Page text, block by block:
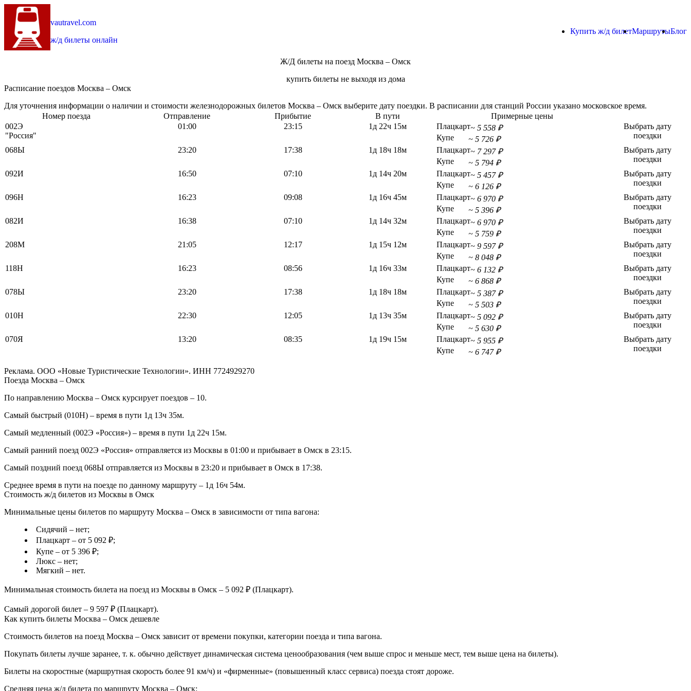
vautravel.com
ж/д билеты онлайн
Купить ж/д билетМаршрутыБлог
Ж/Д билеты на поезд Москва – Омск
купить билеты не выходя из дома
Расписание поездов Москва – Омск
Для уточнения информации о наличии и стоимости железнодорожных билетов Москва – Омск выберите дату поездки. В расписании для станций России указано московское время.
Номер поезда
Отправление Прибытие В пути
Примерные цены
002Э
"Россия"
01:00 23:15 1д 22ч 15м Плацкарт~ 5 558 ₽
Купе
~ 5 726 ₽
Выбрать дату
поездки
068Ы
23:20 17:38 1д 18ч 18м Плацкарт~ 7 297 ₽
Купе
~ 5 794 ₽
Выбрать дату
поездки
092И
16:50 07:10 1д 14ч 20м Плацкарт~ 5 457 ₽
Купе
~ 6 126 ₽
Выбрать дату
поездки
096Н
16:23 09:08 1д 16ч 45м Плацкарт~ 6 970 ₽
Купе
~ 5 396 ₽
Выбрать дату
поездки
082И
16:38 07:10 1д 14ч 32м Плацкарт~ 6 970 ₽
Купе
~ 5 759 ₽
Выбрать дату
поездки
208М
21:05 12:17 1д 15ч 12м Плацкарт~ 9 597 ₽
Купе
~ 8 048 ₽
Выбрать дату
поездки
118Н
16:23 08:56 1д 16ч 33м Плацкарт~ 6 132 ₽
Купе
~ 6 868 ₽
Выбрать дату
поездки
078Ы
23:20 17:38 1д 18ч 18м Плацкарт~ 5 387 ₽
Купе
~ 5 503 ₽
Выбрать дату
поездки
010Н
22:30 12:05 1д 13ч 35м Плацкарт~ 5 092 ₽
Купе
~ 5 630 ₽
Выбрать дату
поездки
070Я
13:20 08:35 1д 19ч 15м Плацкарт~ 5 955 ₽
Купе
~ 6 747 ₽
Выбрать дату
поездки
Реклама. ООО «Новые Туристические Технологии». ИНН 7724929270
Поезда Москва – Омск
По направлению Москва – Омск курсирует поездов – 10.
Самый быстрый (010Н) – время в пути 1д 13ч 35м.
Самый медленный (002Э «Россия») – время в пути 1д 22ч 15м.
Самый ранний поезд 002Э «Россия» отправляется из Москвы в 01:00 и прибывает в Омск в 23:15.
Самый поздний поезд 068Ы отправляется из Москвы в 23:20 и прибывает в Омск в 17:38.
Среднее время в пути на поезде по данному маршруту – 1д 16ч 54м.
Стоимость ж/д билетов из Москвы в Омск
Минимальные цены билетов по маршруту Москва – Омск в зависимости от типа вагона:
Сидячий – нет;
Плацкарт – от 5 092 ₽;
Купе – от 5 396 ₽;
Люкс – нет;
Мягкий – нет.
Минимальная стоимость билета на поезд из Москвы в Омск – 5 092 ₽ (Плацкарт).
Самый дорогой билет – 9 597 ₽ (Плацкарт).
Как купить билеты Москва – Омск дешевле
Стоимость билетов на поезд Москва – Омск зависит от времени покупки, категории поезда и типа вагона.
Покупать билеты лучше заранее, т. к. обычно действует динамическая система ценообразования (чем выше спрос и меньше мест, тем выше цена на билеты).
Билеты на скоростные (маршрутная скорость более 91 км/ч) и «фирменные» (повышенный класс сервиса) поезда стоят дороже.
Средняя цена ж/д билета по маршруту Москва – Омск: